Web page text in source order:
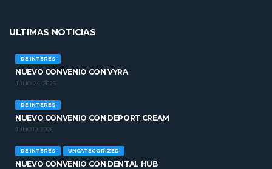
ULTIMAS NOTICIAS
DE INTERÉS
NUEVO CONVENIO CON VYRA
JULIO 24, 2026
DE INTERÉS
NUEVO CONVENIO CON DEPORT CREAM
JULIO 10, 2026
DE INTERÉS UNCATEGORIZED
NUEVO CONVENIO CON DENTAL HUB